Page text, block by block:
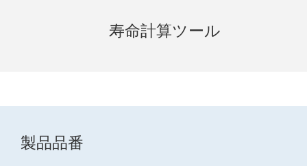
寿命計算ツール
製品品番